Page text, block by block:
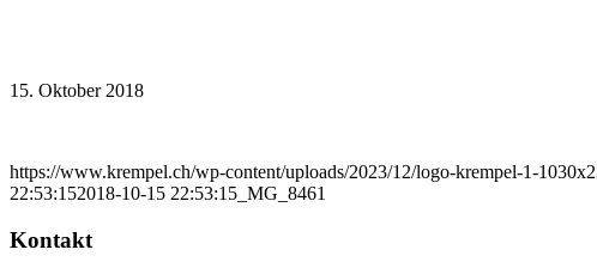
15. Oktober 2018
https://www.krempel.ch/wp-content/uploads/2023/12/logo-krempel-1-
22:53:152018-10-15 22:53:15 _MG_8461
Kontakt